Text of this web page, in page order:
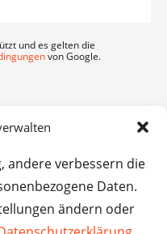
andere verbessern die
Daten.
ändern oder
und es gelten die
von Google.